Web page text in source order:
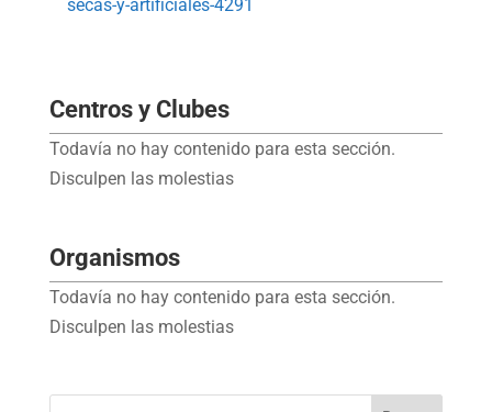
secas-y-artificiales-4291
Centros y Clubes
Todavía no hay contenido para esta sección.
Disculpen las molestias
Organismos
Todavía no hay contenido para esta sección.
Disculpen las molestias